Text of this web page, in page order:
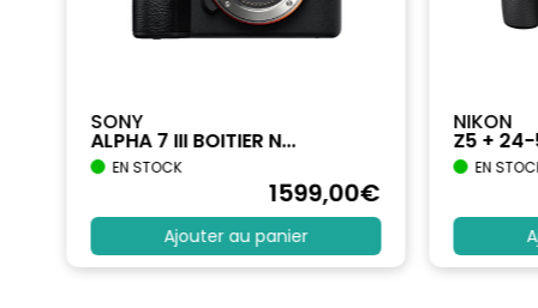
SONY
ALPHA 7 III BOITIER N...
EN STOCK
1599,00€
Ajouter au panier
NIKON
Z5 +
EN